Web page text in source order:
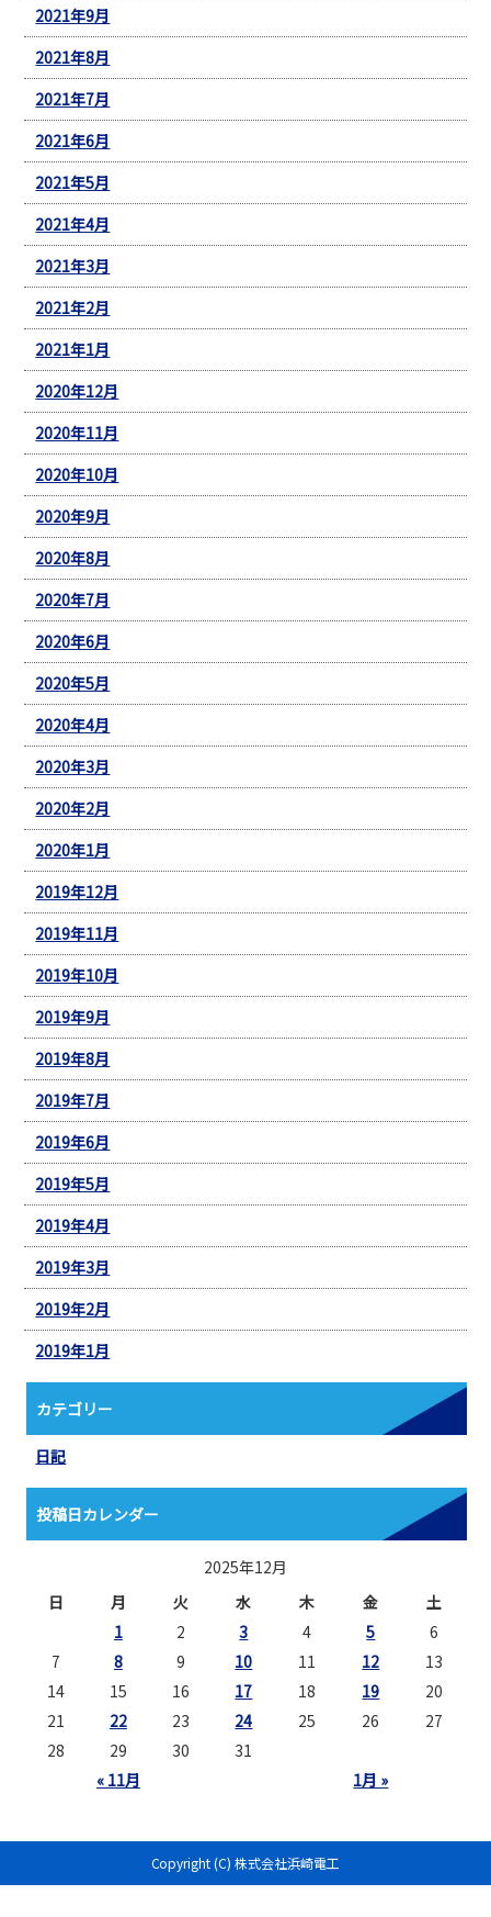
2021年9月
2021年8月
2021年7月
2021年6月
2021年5月
2021年4月
2021年3月
2021年2月
2021年1月
2020年12月
2020年11月
2020年10月
2020年9月
2020年8月
2020年7月
2020年6月
2020年5月
2020年4月
2020年3月
2020年2月
2020年1月
2019年12月
2019年11月
2019年10月
2019年9月
2019年8月
2019年7月
2019年6月
2019年5月
2019年4月
2019年3月
2019年2月
2019年1月
カテゴリー
日記
投稿日カレンダー
2025年12月
日
月 火 水 木 金 土
« 11月 1月 »
1 2 3 4 5
6
7
8 9 10 11 12
13
14
15 16 17 18 19
20
21
22 23 24 25 26
27
28
29 30 31
Copyright (C) 株式会社浜崎電工